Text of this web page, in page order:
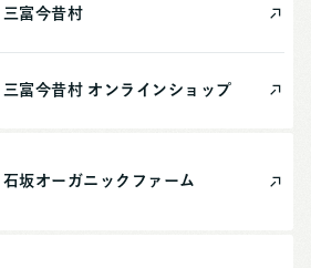
三富今昔村
三富今昔村 オンライン ショップ
石坂オーガニック ファーム